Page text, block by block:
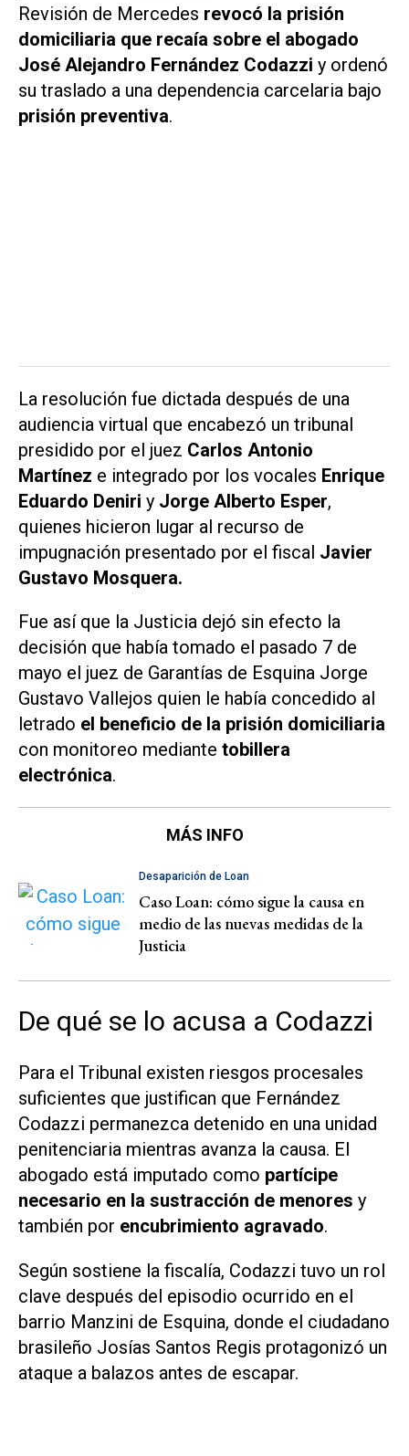
Revisión de Mercedes revocó la prisión
domiciliaria que recaía sobre el abogado
José Alejandro Fernández Codazzi y ordenó
su traslado a una dependencia carcelaria bajo
prisión preventiva.
La resolución fue dictada después de una
audiencia virtual que encabezó un tribunal
presidido por el juez Carlos Antonio
Martínez e integrado por los vocales Enrique
Eduardo Deniri y Jorge Alberto Esper,
quienes hicieron lugar al recurso de
impugnación presentado por el fiscal Javier
Gustavo Mosquera.
Fue así que la Justicia dejó sin efecto la
decisión que había tomado el pasado 7 de
mayo el juez de Garantías de Esquina Jorge
Gustavo Vallejos quien le había concedido al
letrado el beneficio de la prisión domiciliaria
con monitoreo mediante tobillera
electrónica.
MÁS INFO
Desaparición de Loan
Caso Loan: cómo sigue la causa en
medio de las nuevas medidas de la
Justicia
De qué se lo acusa a Codazzi
Para el Tribunal existen riesgos procesales
suficientes que justifican que Fernández
Codazzi permanezca detenido en una unidad
penitenciaria mientras avanza la causa. El
abogado está imputado como partícipe
necesario en la sustracción de menores y
también por encubrimiento agravado.
Según sostiene la fiscalía, Codazzi tuvo un rol
clave después del episodio ocurrido en el
barrio Manzini de Esquina, donde el ciudadano
brasileño Josías Santos Regis protagonizó un
ataque a balazos antes de escapar.